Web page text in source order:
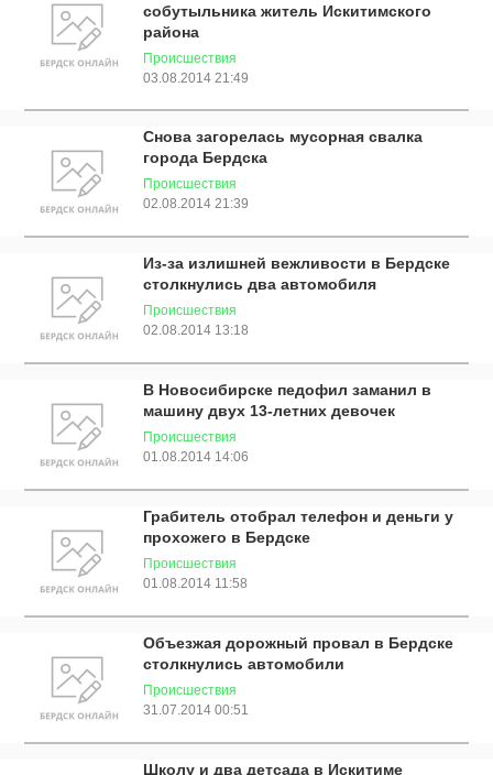
Происшествия
03.08.2014 21:49
собутыльника житель Искитимского
района
Происшествия
02.08.2014 21:39
Снова загорелась мусорная свалка
города Бердска
Происшествия
02.08.2014 13:18
Из-за излишней вежливости в Бердске
столкнулись два автомобиля
Происшествия
01.08.2014 14:06
В Новосибирске педофил заманил в
машину двух 13-летних девочек
Происшествия
01.08.2014 11:58
Грабитель отобрал телефон и деньги у
прохожего в Бердске
Происшествия
31.07.2014 00:51
Объезжая дорожный провал в Бердске
столкнулись автомобили
Школу и два детсада в Искитиме